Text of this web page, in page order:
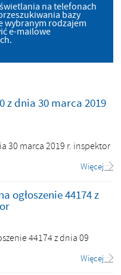
na telefonach
bazy
wybranym rodzajem
e-mailowe
z dnia 30 marca 2019
30 marca 2019 r. inspektor
Więcej
ogłoszenie 44174 z
44174 z dnia 09
Więcej